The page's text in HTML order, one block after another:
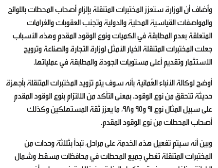
وأضاف أن الوزارة ستعزز المختبرات المتنقلة بإلزام أصحاب المحطات باللوائح
والمواصفات القياسية المحلية والدولية وتجنب العقوبات والغرامات
المتعلقة بعدم المطابقة في الكميات ونوع الوقود المقدم وهذه الأسباب
جعلت المختبرات المتنقلة الخيار الأمثل لوزارة التجارة والصناعة وترويج
الاستثمار وتقديم أعلى مستويات الجودة والمطابقة في عملياتها.
أوضح لوكالة الأنباء العُمانية بأنه سوف يتم تزويد المختبرات المتنقلة بأجهزة
حديثة تتحقق من نوع الوقود، بمعنى التأكد من الالتزام بنوع الوقود المقدم
على سبيل المثال نوع 91 و95 و98، ما يعزز ثقة المستهلكين وكذلك
أصحاب المحطات من نوع الوقود المقدم.
وبين أنه سيتم تفعيل هذه الخدمة على مراحل، تبدأ بثلاثة وحدات من
المختبرات المتنقلة تغطي جميع المحطات في محافظات مسقط وشمال